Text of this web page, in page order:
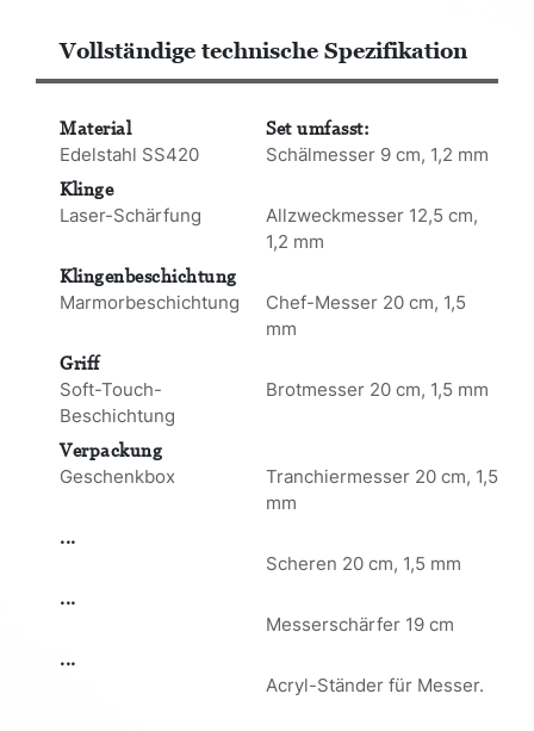
Vollständige technische Spezifikation
Material Set umfasst:
Edelstahl SS420 Schälmesser 9 cm, 1,2 mm
Klinge
Laser-Schärfung
Allzweckmesser 12,5 cm,
1,2 mm
Klingenbeschichtung
Marmorbeschichtung
Chef-Messer 20 cm, 1,5
mm
Griff
Soft-Touch-
Beschichtung
Brotmesser 20 cm, 1,5 mm
Verpackung
Geschenkbox
Tranchiermesser 20 cm, 1,5
mm
...
Scheren 20 cm, 1,5 mm
...
Messerschärfer 19 cm
...
Acryl-Ständer für Messer.